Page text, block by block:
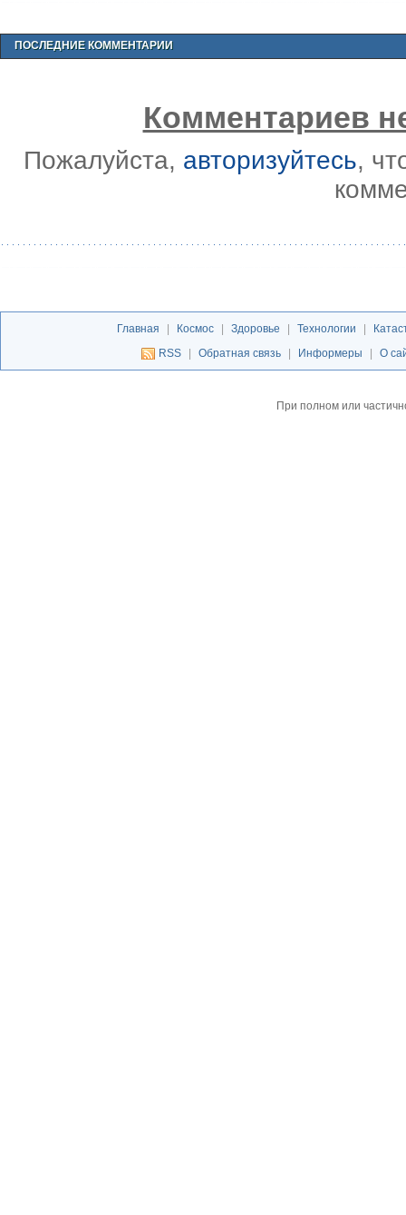
ПОСЛЕДНИЕ КОММЕНТАРИИ
Комментариев
Пожалуйста, авторизуйтесь,
Главная Космос Здоровье Технологии
RSS
Обратная связь Информеры О
При полном или